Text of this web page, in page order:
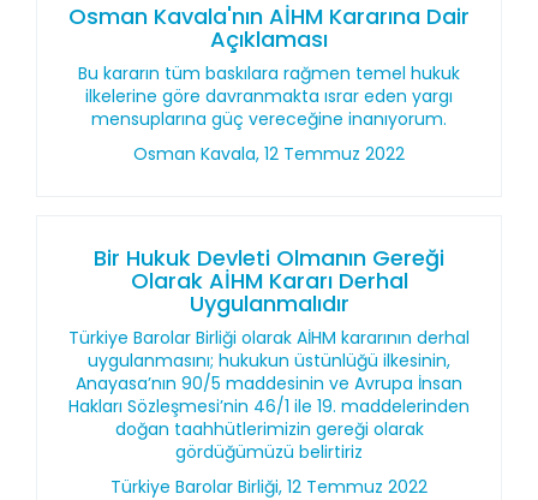
Osman Kavala'nın AİHM Kararına Dair
Açıklaması
Bu kararın tüm baskılara rağmen temel hukuk
ilkelerine göre davranmakta ısrar eden yargı
mensuplarına güç vereceğine inanıyorum.
Osman Kavala, 12 Temmuz 2022
Bir Hukuk Devleti Olmanın Gereği
Olarak AİHM Kararı Derhal
Uygulanmalıdır
Türkiye Barolar Birliği olarak AİHM kararının derhal
uygulanmasını; hukukun üstünlüğü ilkesinin,
Anayasa’nın 90/5 maddesinin ve Avrupa İnsan
Hakları Sözleşmesi’nin 46/1 ile 19. maddelerinden
doğan taahhütlerimizin gereği olarak
gördüğümüzü belirtiriz
Türkiye Barolar Birliği, 12 Temmuz 2022